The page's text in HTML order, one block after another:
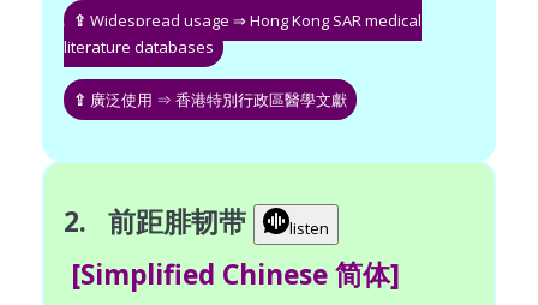
⇪ Widespread usage ⇒ Hong Kong SAR medical
literature databases
⇪ 廣泛使用 ⇒ 香港特別行政區醫學文獻
2. 前距腓韧带 listen
[Simplified Chinese 简体]